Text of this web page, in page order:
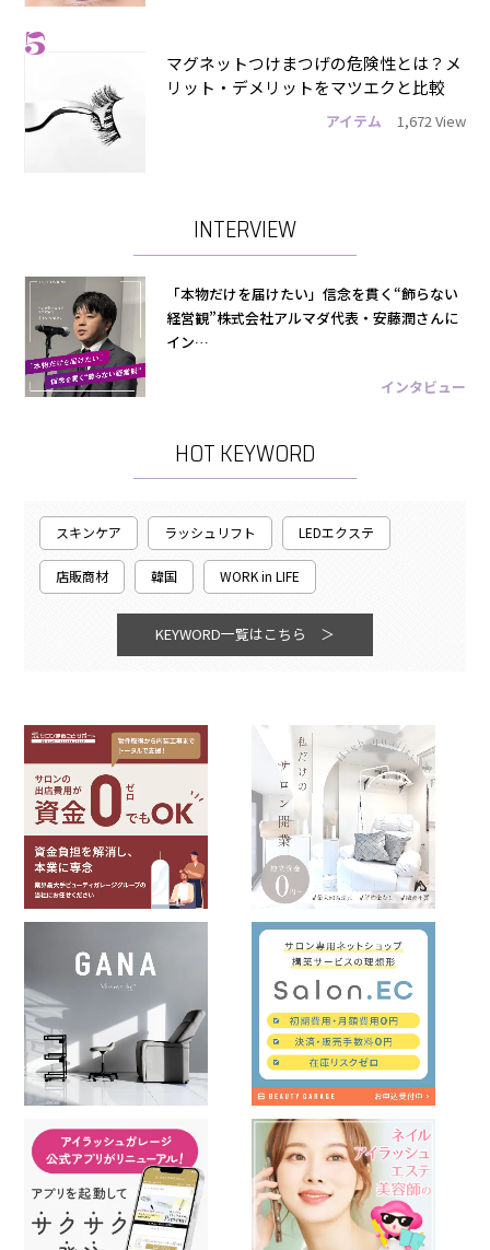
5
マグネットつけまつげの危険性とは？メ
リット・デメリットをマツエクと比較
アイテム 1,672 View
INTERVIEW
「本物だけを届けたい」信念を貫く“飾らない
経営観”株式会社アルマダ代表・安藤潤さんに
イン…
インタビュー
HOT KEYWORD
スキンケア ラッシュリフト LEDエクステ
店販商材 韓国 WORK in LIFE
KEYWORD一覧はこちら